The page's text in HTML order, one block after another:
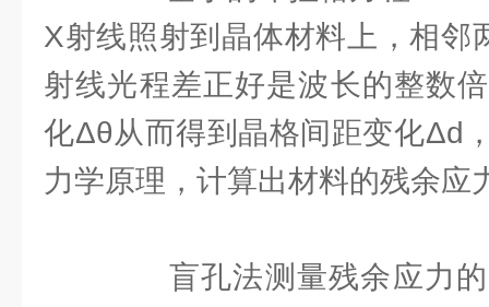
X射线照射到晶体材料上，相邻
射线光程差正好是波长的整数
化Δθ从而得到晶格间距变化Δd
力学原理，计算出材料的残余应
盲孔法测量残余应力的